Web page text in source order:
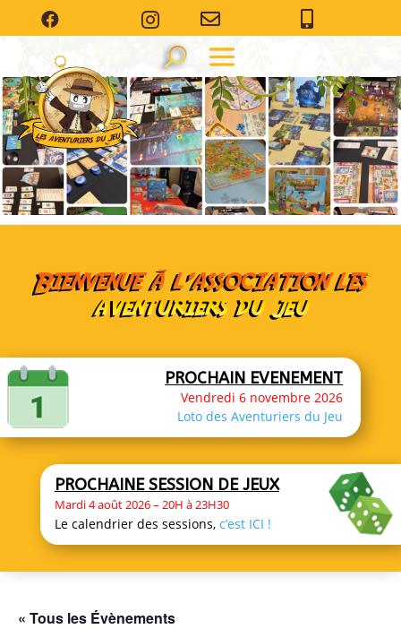
   
PROCHAIN EVENEMENT
Vendredi 6 novembre 2026
Loto des Aventuriers du Jeu
Bienvenue à l’association les
aventuriers du jeu
PROCHAINE SESSION DE JEUX
Mardi 4 août 2026 – 20H à 23H30
Le calendrier des sessions, c’est ICI !
« Tous les Évènements